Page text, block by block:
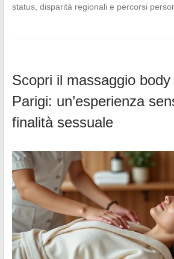
status, disparità regionali e percorsi
Scopri il massaggio
Parigi: un’esperienza
finalità sessuale